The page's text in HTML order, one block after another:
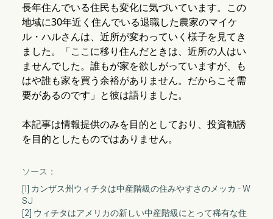
長年住んでいる住民も変化に気づいています。この
地域に30年近く住んでいる退職した農家のマイケ
ル・ハルさんは、近所が変わっていく様子を見てき
ました。「ここに移り住んだときは、近所の人はい
ませんでした。誰もが家を欲しがっていますが、も
はや誰も家を買う余裕がありません。だからこそ需
要があるのです」と彼は語りました。
本記事は情報提供のみを目的としており、投資勧誘
を目的としたものではありません。
ソース：
[1] カンザス州ウィチタは中産階級の住みやすさのメッカ - W
SJ
[2] ウィチタはアメリカの新しい中産階級にとって稀有な住